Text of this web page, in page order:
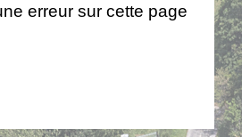
erreur sur cette page